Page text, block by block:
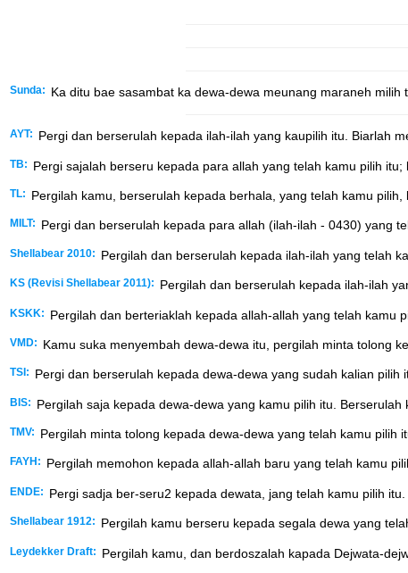
Sunda: Ka ditu bae sasambat ka dewa-dewa meunang maraneh
AYT: Pergi dan berserulah kepada ilah-ilah yang kaupilih itu. Biarlah
TB: Pergi sajalah berseru kepada para allah yang telah kamu pilih
TL: Pergilah kamu, berserulah kepada berhala, yang telah kamu
MILT: Pergi dan berserulah kepada para allah (ilah-ilah - 0430) yang
Shellabear 2010: Pergilah dan berserulah kepada ilah-ilah yang telah
KS (Revisi Shellabear 2011): Pergilah dan berserulah kepada ilah-ilah
KSKK: Pergilah dan berteriaklah kepada allah-allah yang telah kamu
VMD: Kamu suka menyembah dewa-dewa itu, pergilah minta tolong
TSI: Pergi dan berserulah kepada dewa-dewa yang sudah kalian
BIS: Pergilah saja kepada dewa-dewa yang kamu pilih itu.
TMV: Pergilah minta tolong kepada dewa-dewa yang telah kamu
FAYH: Pergilah memohon kepada allah-allah baru yang telah kamu
ENDE: Pergi sadja ber-seru2 kepada dewata, jang telah kamu pilih
Shellabear 1912: Pergilah kamu berseru kepada segala dewa yang
Leydekker Draft: Pergilah kamu, dan berdoszalah kapada Dejwata-